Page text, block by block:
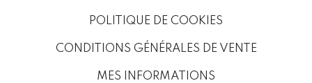
POLITIQUE DE COOKIES
CONDITIONS GÉNÉRALES DE VENTE
MES INFORMATIONS